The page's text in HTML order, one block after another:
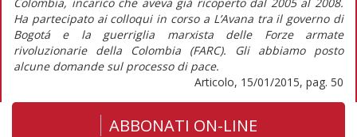
Ha partecipato ai colloqui in corso a L’Avana tra il governo di
Bogotá e la guerriglia marxista delle Forze armate
rivoluzionarie della Colombia (FARC). Gli abbiamo posto
alcune domande sul processo di pace.
Articolo, 15/01/2015, pag. 50
ABBONATI ON-LINE